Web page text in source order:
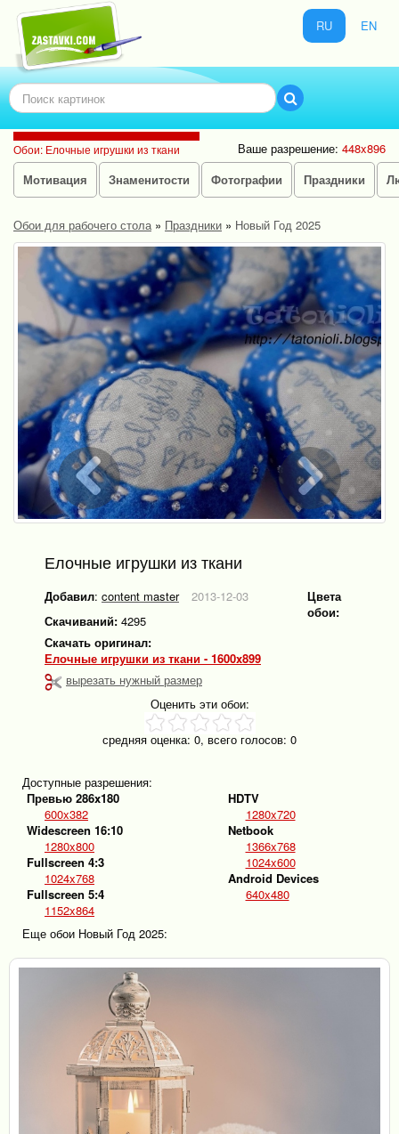
RU EN
Обои: Елочные игрушки из ткани Ваше разрешение: 448x896
Мотивация
Знаменитости Фотографии Праздники
Обои для рабочего стола» Праздники » Новый Год 2025
Елочные игрушки из ткани
Добавил: content master
2013-12-03
Скачиваний: 4295
Скачать оригинал:
Елочные игрушки из ткани - 1600x899
вырезать нужный размер
Цвета
обои:
Оценить эти обои:
средняя оценка: 0, всего голосов: 0
Доступные разрешения:
Превью 286x180
600x382
Widescreen 16:10
1280x800
Fullscreen 4:3
1024x768
Fullscreen 5:4
1152x864
HDTV
1280x720
Netbook
1366x768
1024x600
Android Devices
640x480
Еще обои Новый Год 2025: